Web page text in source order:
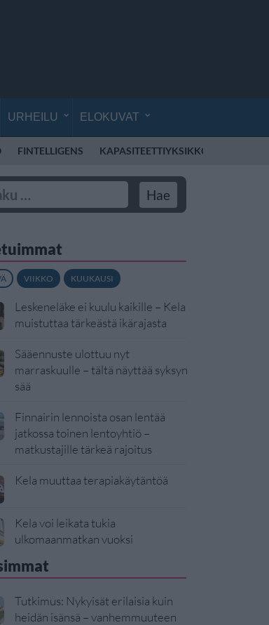
URHEILU ELOKUVAT
FINTELLIGENS KAPASITEETTIYKSIKKÖ
VIIKKO KUUKAUSI
Leskeneläke ei kuulu kaikille – Kela
muistuttaa tärkeästä ikärajasta
Sääennuste ulottuu nyt
marraskuulle – tältä näyttää syksyn
sää
Finnairin lennoista osan lentää
jatkossa toinen lentoyhtiö –
matkustajille tärkeä rajoitus
Kela muuttaa terapiakäytäntöä
Kela voi leikata tukia
ulkomaanmatkan vuoksi
Tutkimus: Nykyisät erilaisia kuin
heidän isänsä – vanhemmuuteen